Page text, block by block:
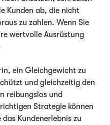
Kunden ab, die nicht
zu zahlen. Wenn Sie
wertvolle Ausrüstung
ein Gleichgewicht zu
und gleichzeitig den
reibungslos und
Strategie können
Kundenerlebnis zu